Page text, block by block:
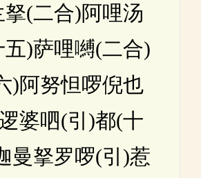
(二合)阿哩汤
)萨哩嚩(二合)
)阿努怛啰倪也
婆呬(引)都(十
曼拏罗啰(引)惹